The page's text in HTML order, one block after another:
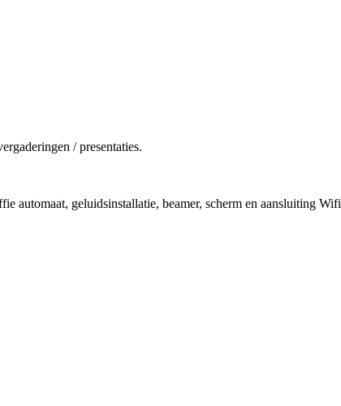
/ presentaties.
automaat, geluidsinstallatie, beamer, scherm en aansluiting Wifi